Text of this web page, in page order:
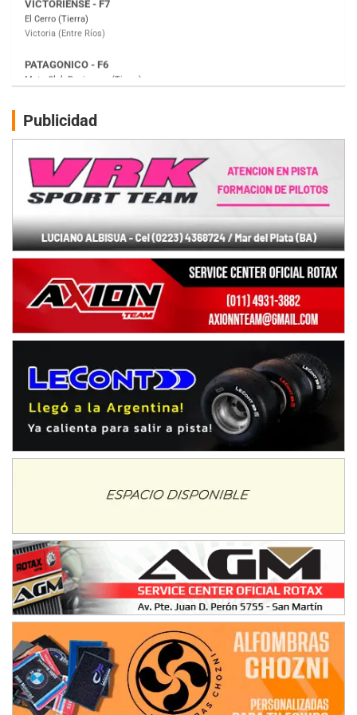
Moto Club Reginense (Tierra)
Gral. E. Godoy (Río Negro)
Juventud Unida (Tierra)
Humboldt (Santa Fe)
Ciudad de Avellaneda (Asfalto)
Avellaneda (Santa Fe)
SUR SANTAFESINO - F4
José Samuel Sánchez (Tierra)
Rufino (Santa Fe)
TUCUMANO - F5
Juan Navarro (Asfalto)
El Timbó (Tucumán)
COBERTURA ESPECIAL DE E-KART.COM.AR
08/09-AGO
IAME SERIES ARGENTINA 6
Baradero (Buenos Aires)
Ciudad de Trenque Lauquen (Asfalto)
Trenque Lauquen (Buenos Aires)
ENTRERRIANO - F6 (POSTERGADA)
El Cerro (Tierra)
Victoria (Entre Ríos)
PATAGONICO - F6
Moto Club Reginense (Tierra)
Gral. E. Godoy (Río Negro)
CSK - F7
Juventud Unida (Tierra)
Humboldt (Santa Fe)
NORESTE SANTAFESINO - F6
Publicidad